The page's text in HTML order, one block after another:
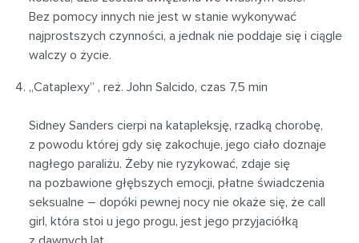
Bez pomocy innych nie jest w stanie wykonywać
najprostszych czynności, a jednak nie poddaje się i ciągle
walczy o życie.
„Cataplexy” , reż. John Salcido, czas 7,5 min
Sidney Sanders cierpi na katapleksję, rzadką chorobę,
z powodu której gdy się zakochuje, jego ciało doznaje
nagłego paraliżu. Żeby nie ryzykować, zdaje się
na pozbawione głębszych emocji, płatne świadczenia
seksualne – dopóki pewnej nocy nie okaże się, że call
girl, która stoi u jego progu, jest jego przyjaciółką